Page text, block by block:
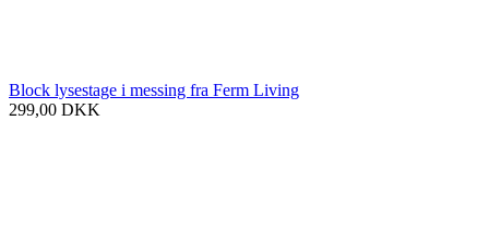
Block lysestage i messing fra Ferm Living
299,00 DKK